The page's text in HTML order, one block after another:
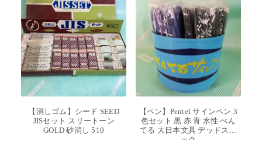
【消しゴム】シード SEED
JISセット スリートーン
GOLD 砂消し 510
【ペン】Pentel サインペン 3
色セット 黒 赤 青 水性 ぺん
てる 大日本文具 デッドスト
ック